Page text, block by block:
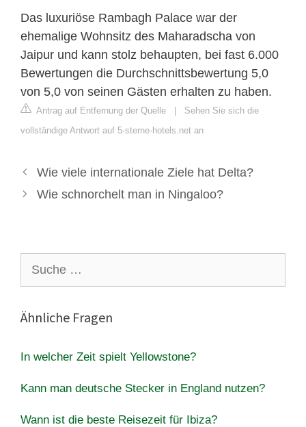
Das luxuriöse Rambagh Palace war der
ehemalige Wohnsitz des Maharadscha von
Jaipur und kann stolz behaupten, bei fast 6.000
Bewertungen die Durchschnittsbewertung 5,0
von 5,0 von seinen Gästen erhalten zu haben.
Antrag auf Entfernung der Quelle | Sehen Sie sich die
vollständige Antwort auf 5-sterne-hotels.net an
Wie viele internationale Ziele hat Delta?
Wie schnorchelt man in Ningaloo?
nach:
Ähnliche Fragen
In welcher Zeit spielt Yellowstone?
Kann man deutsche Stecker in England nutzen?
Wann ist die beste Reisezeit für Ibiza?